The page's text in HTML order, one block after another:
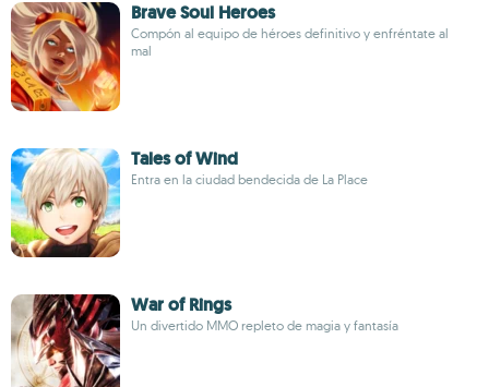
Brave Soul Heroes
Compón al equipo de héroes definitivo y enfréntate al
mal
Tales of Wind
Entra en la ciudad bendecida de La Place
War of Rings
Un divertido MMO repleto de magia y fantasía